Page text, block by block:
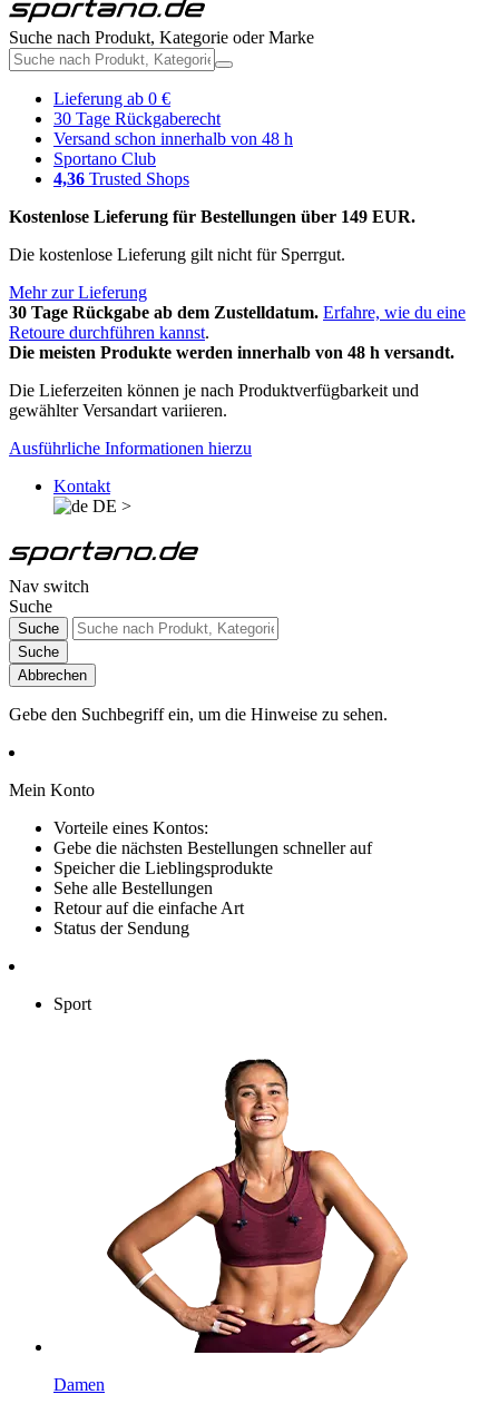
Suche nach Produkt, Kategorie oder Marke
Lieferung ab 0 €
30 Tage Rückgaberecht
Versand schon innerhalb von 48 h
Sportano Club
4,36 Trusted Shops
Kostenlose Lieferung für Bestellungen über 149 EUR.
Die kostenlose Lieferung gilt nicht für Sperrgut.
Mehr zur Lieferung
30 Tage Rückgabe ab dem Zustelldatum. Erfahre, wie du eine
Retoure durchführen kannst.
Die meisten Produkte werden innerhalb von 48 h versandt.
Die Lieferzeiten können je nach Produktverfügbarkeit und
gewählter Versandart variieren.
Ausführliche Informationen hierzu
Kontakt
DE >
Nav switch
Suche
Suche
Suche
Abbrechen
Gebe den Suchbegriff ein, um die Hinweise zu sehen.
Mein Konto
Vorteile eines Kontos:
Gebe die nächsten Bestellungen schneller auf
Speicher die Lieblingsprodukte
Sehe alle Bestellungen
Retour auf die einfache Art
Status der Sendung
Sport
Damen